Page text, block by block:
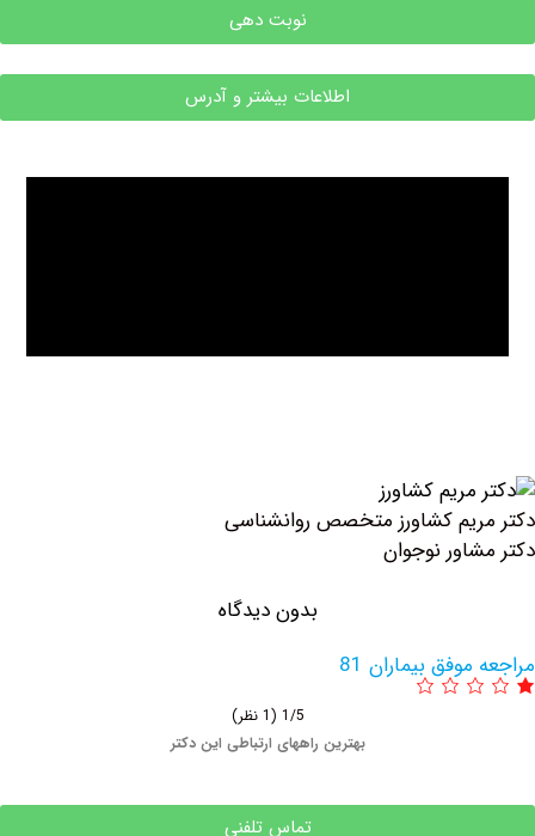
نوبت دهی
اطلاعات بیشتر و آدرس
کشاورز متخصص روانشناسی
نوجوان
بدون دیدگاه
بیماران 81
بهترین راههای ارتباطی این دکتر
تماس تلفنی